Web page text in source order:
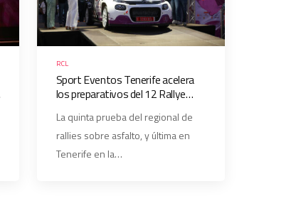
RCL
Sport Eventos Tenerife acelera
los preparativos del 12 Rallye
Worten
La quinta prueba del regional de
rallies sobre asfalto, y última en
Tenerife en la…